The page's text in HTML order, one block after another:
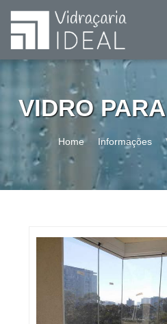
VIDRO
Home Informações